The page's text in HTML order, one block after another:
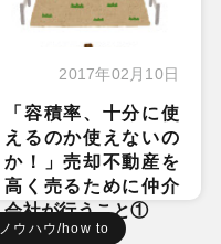
2017年02月10日
「容積率、十分に使
えるのか使えないの
か！」売却不動産を
高く売るために仲介
会社が行うこと①
ノウハウ/how to